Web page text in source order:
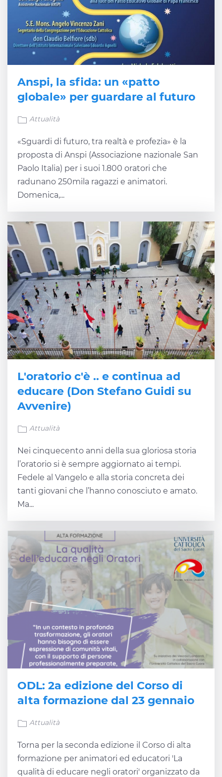
Anspi, la sfida: un «patto
globale» per guardare al futuro
Attualità
«Sguardi di futuro, tra realtà e profezia» è la
proposta di Anspi (Associazione nazionale San
Paolo Italia) per i suoi 1.800 oratori che
radunano 250mila ragazzi e animatori.
Domenica,...
L'oratorio c'è .. e continua ad
educare (Don Stefano Guidi su
Avvenire)
Attualità
Nei cinquecento anni della sua gloriosa storia
l’oratorio si è sempre aggiornato ai tempi.
Fedele al Vangelo e alla storia concreta dei
tanti giovani che l’hanno conosciuto e amato.
Ma...
ODL: 2a edizione del Corso di
alta formazione dal 23 gennaio
Attualità
Torna per la seconda edizione il Corso di alta
formazione per animatori ed educatori 'La
qualità di educare negli oratori' organizzato da